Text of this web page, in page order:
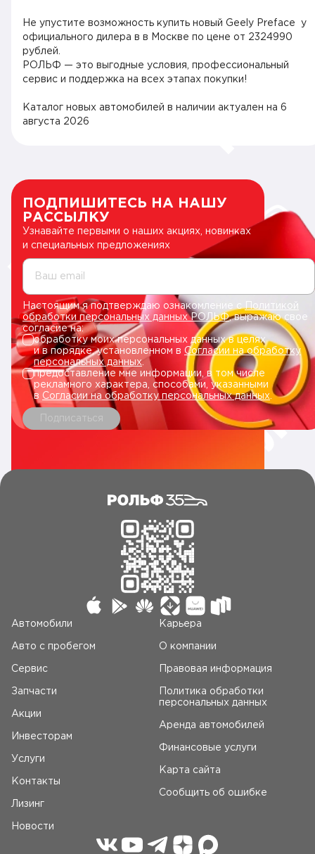
Не упустите возможность купить новый Geely Preface у
официального дилера в в Москве по цене от 2324990
рублей.
РОЛЬФ — это выгодные условия, профессиональный
сервис и поддержка на всех этапах покупки!
Каталог новых автомобилей в наличии актуален на 6
августа 2026
ПОДПИШИТЕСЬ НА НАШУ
РАССЫЛКУ
Узнавайте первыми о наших акциях, новинках
и специальных предложениях
Ваш email
Настоящим я подтверждаю ознакомление сПолитикой
обработки персональных данных РОЛЬФ, выражаю свое
согласие на:
обработку моих персональных данных в целях
и в порядке, установленном в Согласии на обработку
персональных данных.
предоставление мне информации, в том числе
рекламного характера, способами, указанными
в Согласии на обработку персональных данных
Подписаться
Автомобили
Авто c пробегом
Сервис
Запчасти
Акции
Инвесторам
Услуги
Контакты
Лизинг
Новости
Карьера
О компании
Правовая информация
Политика обработки
персональных данных
Аренда автомобилей
Финансовые услуги
Карта сайта
Сообщить об ошибке